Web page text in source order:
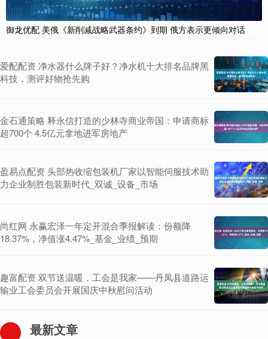
御龙优配 美俄《新削减战略武器条约》到期 俄方表示更倾向对话
爱配配资 净水器什么牌子好？净水机十大排名品牌黑
科技，测评好物抢先购
金石通策略 释永信打造的少林寺商业帝国：申请商标
超700个 4.5亿元拿地进军房地产
盈易点配资 头部热收缩包装机厂家以智能伺服技术助
力企业制胜包装新时代_双诚_设备_市场
尚红网 永赢宏泽一年定开混合季报解读：份额降
18.37%，净值涨4.47%_基金_业绩_预期
趣富配资 双节送温暖，工会是我家——丹凤县道路运
输业工会委员会开展国庆中秋慰问活动
最新文章